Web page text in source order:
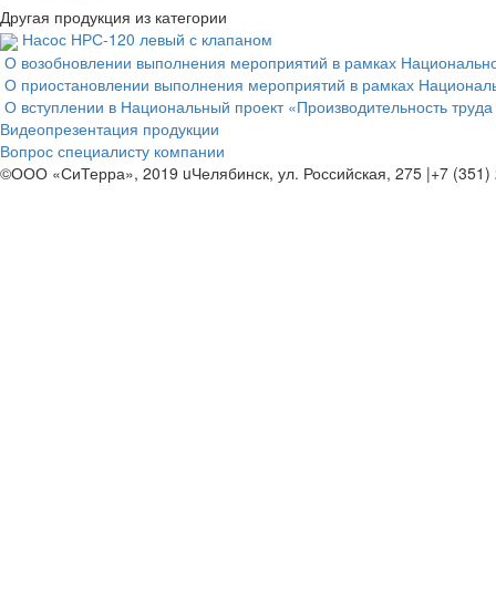
Другая продукция из категории
Насос НРС-120 левый с клапаном
О возобновлении выполнения мероприятий в рамках
О приостановлении выполнения мероприятий в рамках
О вступлении в Национальный проект «Производительность
Видеопрезентация продукции
Вопрос специалисту компании
©ООО «СиТерра», 2019 uЧелябинск, ул. Российская, 275 |+7